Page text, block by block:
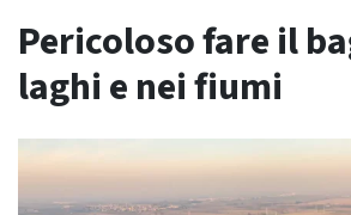
Pericoloso fare il
laghi e nei fiumi